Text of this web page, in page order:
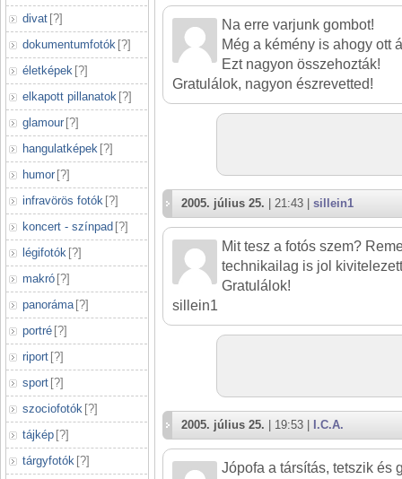
divat [?]
dokumentumfotók [?]
életképek [?]
elkapott pillanatok [?]
glamour [?]
hangulatképek [?]
humor [?]
infravörös fotók [?]
koncert - színpad [?]
légifotók [?]
makró [?]
panoráma [?]
portré [?]
riport [?]
sport [?]
szociofotók [?]
tájkép [?]
tárgyfotók [?]
Na erre varjunk gombot!
Még a kémény is ahogy ott
Ezt nagyon összehozták!
Gratulálok, nagyon észrevetted!
2005. július 25. | 21:43 | sillein1
Mit tesz a fotós szem?
technikailag is jol
Gratulálok!
sillein1
2005. július 25. | 19:53 | I.C.A.
Jópofa a társítás, tetszik és